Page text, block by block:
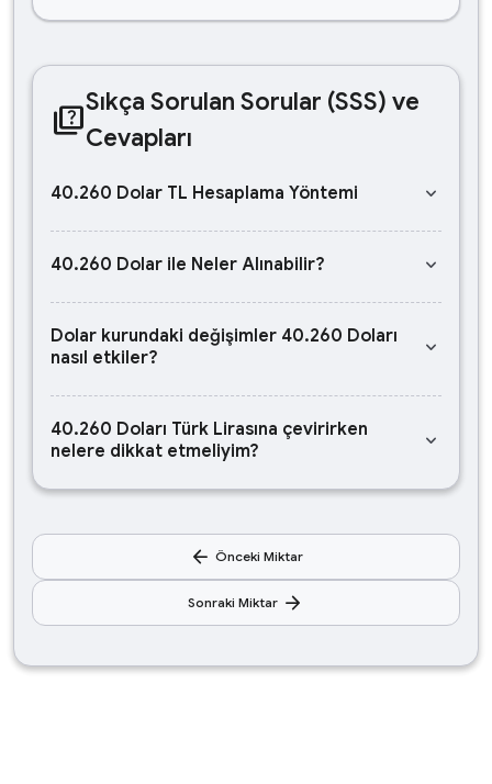
quizSıkça Sorulan Sorular (SSS) ve
Cevapları
40.260 Dolar TL Hesaplama Yöntemi keyboard_arrow_down
40.260 Dolar ile Neler Alınabilir? keyboard_arrow_down
Dolar kurundaki değişimler 40.260 Doları
nasıl etkiler?
keyboard_arrow_down
40.260 Doları Türk Lirasına çevirirken
nelere dikkat etmeliyim?
keyboard_arrow_down
arrow_back Önceki Miktar
Sonraki Miktar arrow_forward